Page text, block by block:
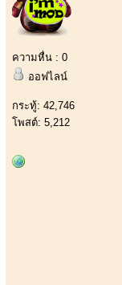
ความหื่น : 0
ออฟไลน์
กระทู้: 42,746
โพสต์: 5,212